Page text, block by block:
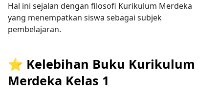
Hal ini sejalan dengan filosofi Kurikulum Merdeka
yang menempatkan siswa sebagai subjek
pembelajaran.
⭐ Kelebihan Buku Kurikulum
Merdeka Kelas 1